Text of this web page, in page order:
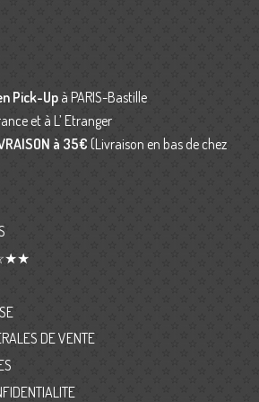
Pick-Up à PARIS-Bastille
et à L’ Etranger
à 35€ (Livraison en bas de chez
☆★★
DE VENTE